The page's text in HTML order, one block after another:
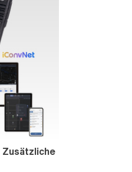
Zusätzliche